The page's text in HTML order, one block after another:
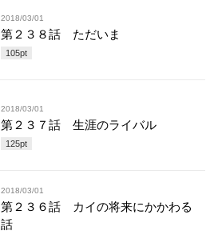
2018/03/01
第２３８話 ただいま
105pt
2018/03/01
第２３７話 生涯のライバル
125pt
2018/03/01
第２３６話 カイの将来にかかわる
話